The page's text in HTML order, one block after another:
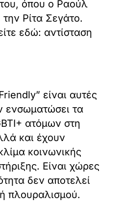
όπου ο Ραούλ
την Ρίτα Σεγάτο.
εδώ: αντίσταση
είναι αυτές
ενσωματώσει τα
ατόμων στη
και έχουν
κοινωνικής
Είναι χώρες
δεν αποτελεί
πλουραλισμού.